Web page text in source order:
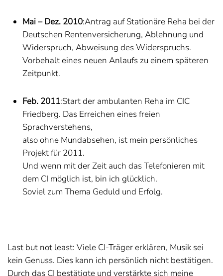
Mai – Dez. 2010:Antrag auf Stationäre Reha bei der
Deutschen Rentenversicherung, Ablehnung und
Widerspruch, Abweisung des Widerspruchs.
Vorbehalt eines neuen Anlaufs zu einem späteren
Zeitpunkt.
Feb. 2011:Start der ambulanten Reha im CIC
Friedberg. Das Erreichen eines freien
Sprachverstehens,
also ohne Mundabsehen, ist mein persönliches
Projekt für 2011.
Und wenn mit der Zeit auch das Telefonieren mit
dem CI möglich ist, bin ich glücklich.
Soviel zum Thema Geduld und Erfolg.
Last but not least: Viele CI-Träger erklären, Musik sei
kein Genuss. Dies kann ich persönlich nicht bestätigen.
Durch das CI bestätigte und verstärkte sich meine